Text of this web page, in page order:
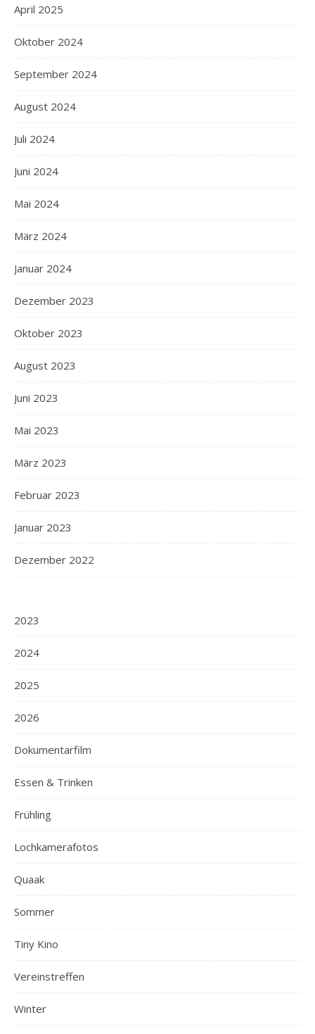
April 2025
Oktober 2024
September 2024
August 2024
Juli 2024
Juni 2024
Mai 2024
März 2024
Januar 2024
Dezember 2023
Oktober 2023
August 2023
Juni 2023
Mai 2023
März 2023
Februar 2023
Januar 2023
Dezember 2022
2023
2024
2025
2026
Dokumentarfilm
Essen & Trinken
Frühling
Lochkamerafotos
Quaak
Sommer
Tiny Kino
Vereinstreffen
Winter